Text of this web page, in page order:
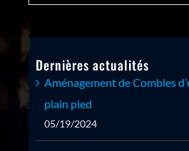
Dernières actualités
Aménagement de Combles
plain pied
05/19/2024